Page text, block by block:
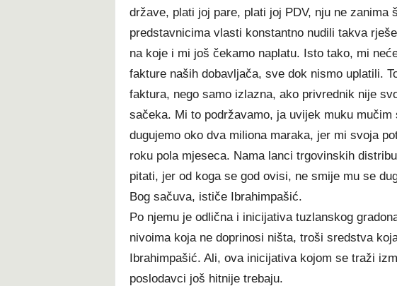
države, plati joj pare, plati joj PDV, nju ne zanima
predstavnicima vlasti konstantno nudili takva
na koje i mi još čekamo naplatu. Isto tako, mi
fakture naših dobavljača, sve dok nismo uplatili.
faktura, nego samo izlazna, ako privrednik nije
sačeka. Mi to podržavamo, ja uvijek muku
dugujemo oko dva miliona maraka, jer mi svoja
roku pola mjeseca. Nama lanci trgovinskih
pitati, jer od koga se god ovisi, ne smije mu se
Bog sačuva, ističe Ibrahimpašić.
Po njemu je odlična i inicijativa tuzlanskog
nivoima koja ne doprinosi ništa, troši sredstva
Ibrahimpašić. Ali, ova inicijativa kojom se traži
poslodavci još hitnije trebaju.